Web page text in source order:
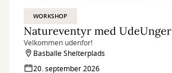
WORKSHOP
Natureventyr med UdeUnger
Velkommen udenfor!
Basballe Shelterplads
20. september 2026